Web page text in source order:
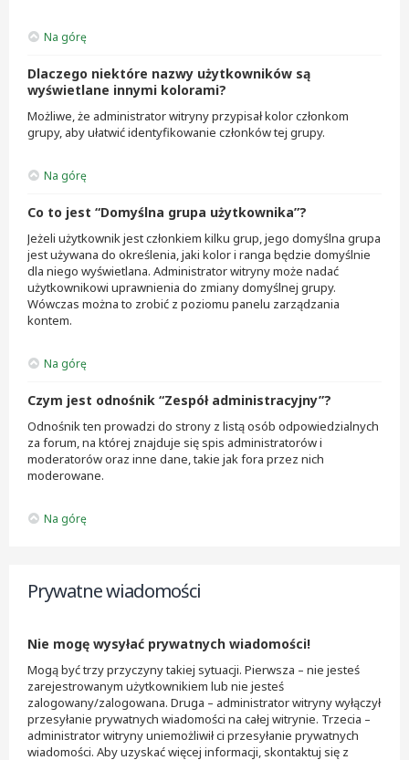
Na górę
Dlaczego niektóre nazwy użytkowników są
wyświetlane innymi kolorami?
Możliwe, że administrator witryny przypisał kolor członkom
grupy, aby ułatwić identyfikowanie członków tej grupy.
Na górę
Co to jest “Domyślna grupa użytkownika”?
Jeżeli użytkownik jest członkiem kilku grup, jego domyślna grupa
jest używana do określenia, jaki kolor i ranga będzie domyślnie
dla niego wyświetlana. Administrator witryny może nadać
użytkownikowi uprawnienia do zmiany domyślnej grupy.
Wówczas można to zrobić z poziomu panelu zarządzania
kontem.
Na górę
Czym jest odnośnik “Zespół administracyjny”?
Odnośnik ten prowadzi do strony z listą osób odpowiedzialnych
za forum, na której znajduje się spis administratorów i
moderatorów oraz inne dane, takie jak fora przez nich
moderowane.
Na górę
Prywatne wiadomości
Nie mogę wysyłać prywatnych wiadomości!
Mogą być trzy przyczyny takiej sytuacji. Pierwsza – nie jesteś
zarejestrowanym użytkownikiem lub nie jesteś
zalogowany/zalogowana. Druga – administrator witryny wyłączył
przesyłanie prywatnych wiadomości na całej witrynie. Trzecia –
administrator witryny uniemożliwił ci przesyłanie prywatnych
wiadomości. Aby uzyskać więcej informacji, skontaktuj się z